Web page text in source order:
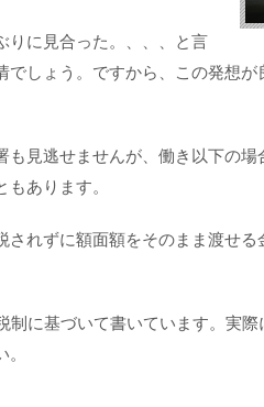
りに見合った。、、、と言
でしょう。ですから、この発想
見逃せませんが、働き以下の
あります。
されずに額面額をそのまま渡せ
に基づいて書いています。実際